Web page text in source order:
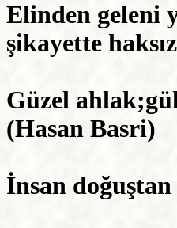
Elinden geleni
şikayette
Güzel
(Hasan Basri)
İnsan